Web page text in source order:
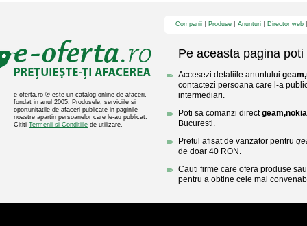
e-oferta.ro ® este un catalog online de afaceri,
fondat in anul 2005. Produsele, serviciile si
oportunitatile de afaceri publicate in paginile
noastre apartin persoanelor care le-au publicat.
Cititi Termenii si Conditiile de utilizare.
Companii Produse Anunturi Director web
Pe aceasta pagina poti
Accesezi detaliile anuntului
contactezi persoana care l-a
intermediari.
Poti sa comanzi direct
Bucuresti.
Pretul afisat de vanzator pentru
de doar 40 RON.
Cauti firme care ofera produse
pentru a obtine cele mai